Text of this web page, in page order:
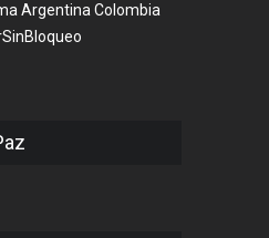
Argentina Colombia